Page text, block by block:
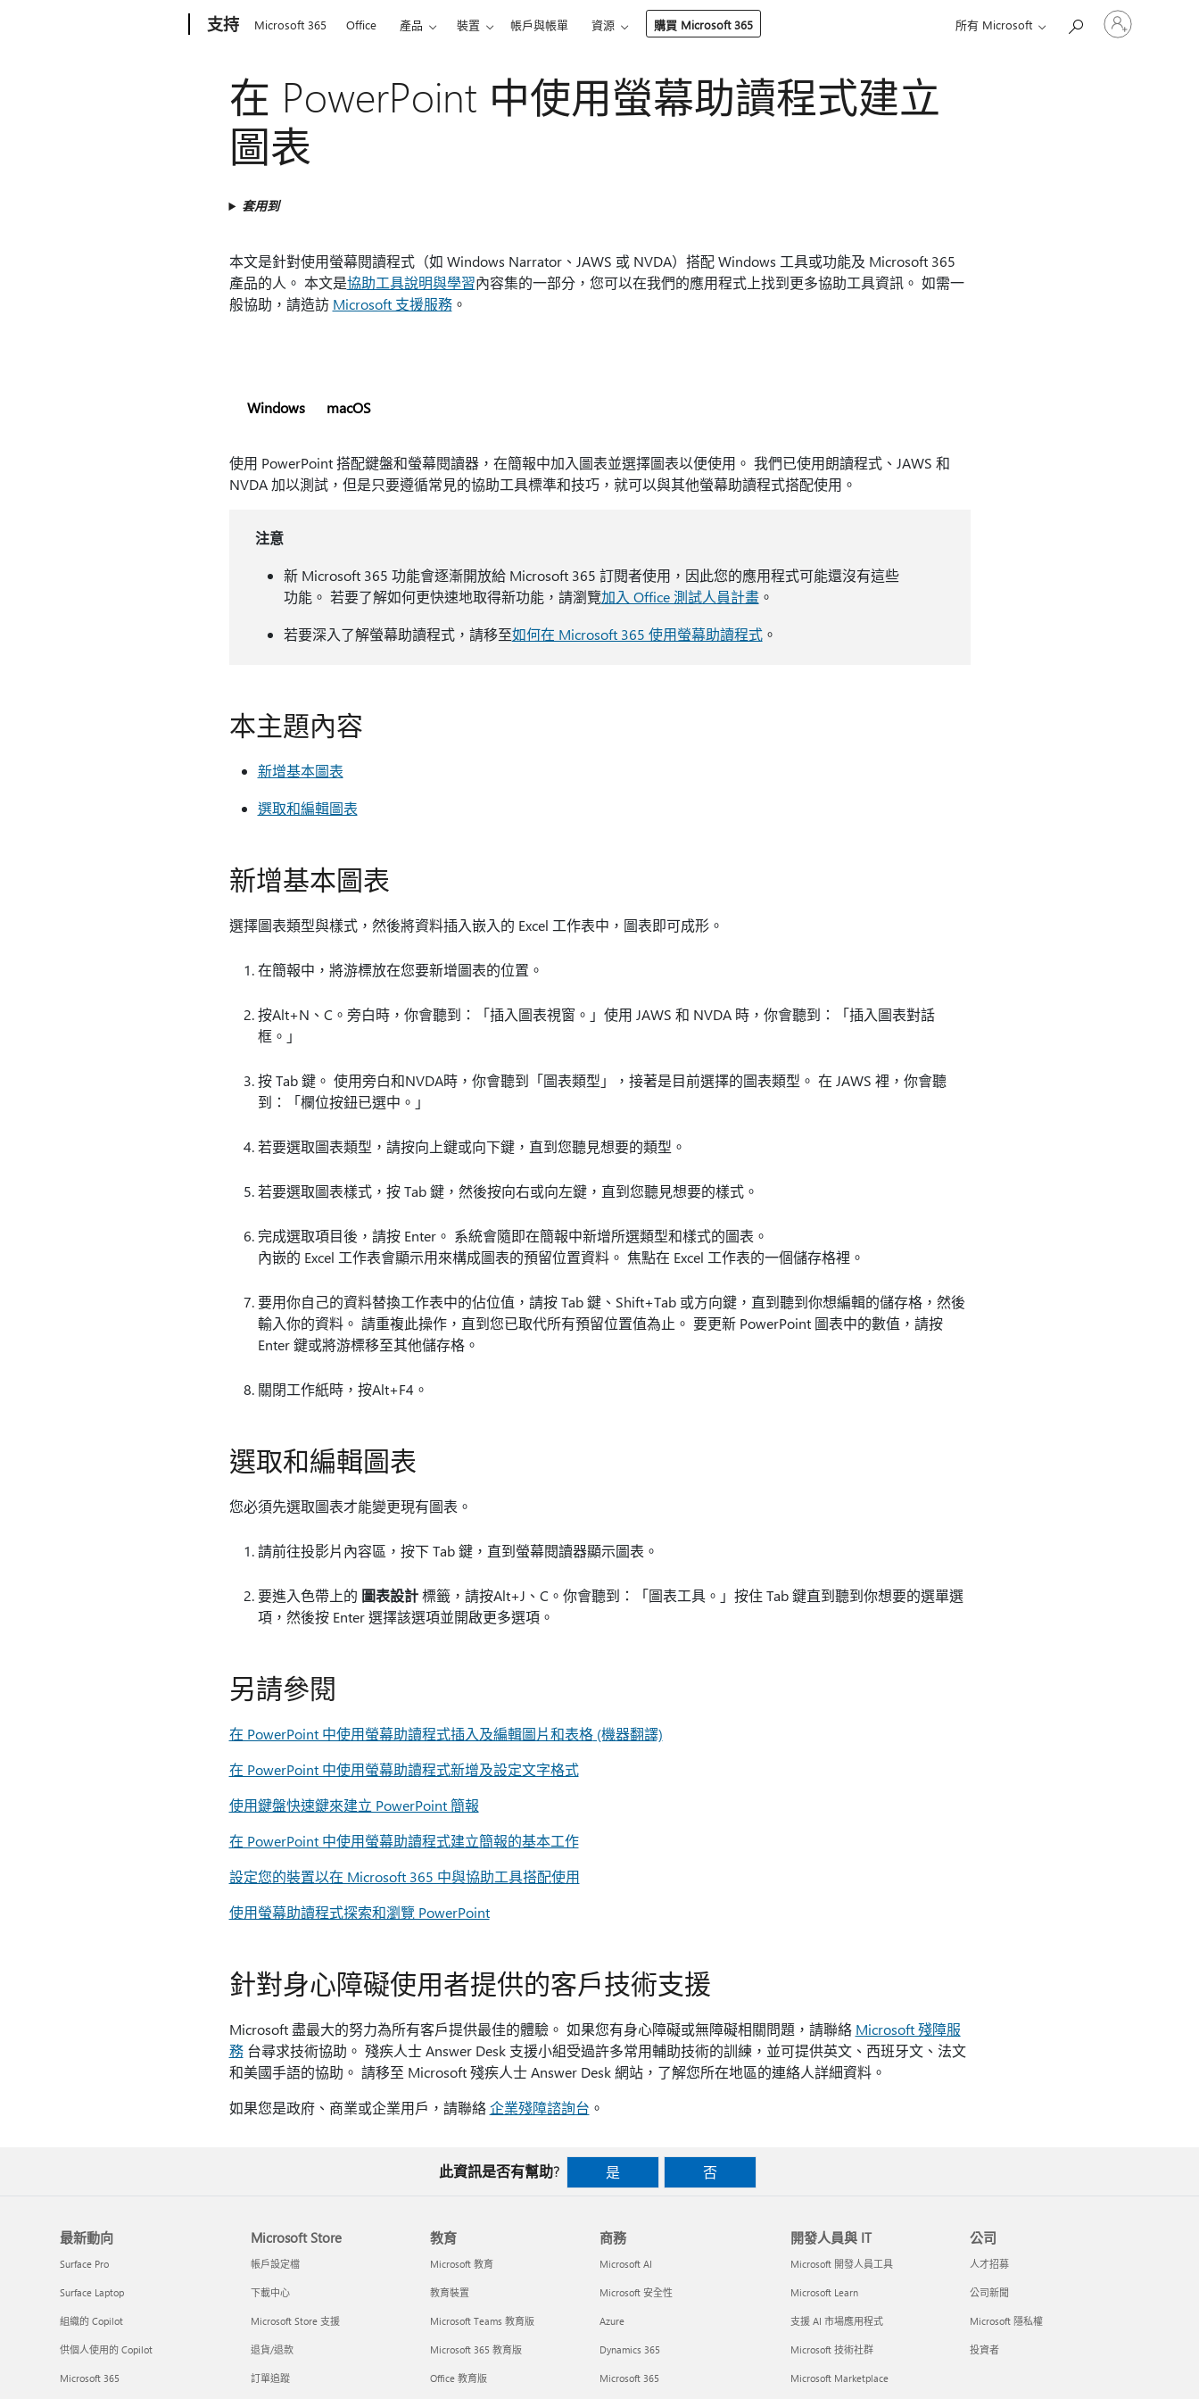
支持 Microsoft 365 Office 產品 裝置 帳戶與帳單 資源 購買 Microsoft 365 所有 Microsoft
登
入
在 PowerPoint 中使用螢幕助讀程式建立
圖表
套用到
本文是針對使用螢幕閱讀程式（如 Windows Narrator、JAWS 或 NVDA）搭配 Windows 工具或功能及 Microsoft 365
產品的人。 本文是協助工具說明與學習內容集的一部分，您可以在我們的應用程式上找到更多協助工具資訊。 如需一
般協助，請造訪 Microsoft 支援服務。
Windows macOS
使用 PowerPoint 搭配鍵盤和螢幕閱讀器，在簡報中加入圖表並選擇圖表以便使用。 我們已使用朗讀程式、JAWS 和
NVDA 加以測試，但是只要遵循常見的協助工具標準和技巧，就可以與其他螢幕助讀程式搭配使用。
注意
新 Microsoft 365 功能會逐漸開放給 Microsoft 365 訂閱者使用，因此您的應用程式可能還沒有這些
功能。 若要了解如何更快速地取得新功能，請瀏覽加入 Office 測試人員計畫。
若要深入了解螢幕助讀程式，請移至如何在 Microsoft 365 使用螢幕助讀程式。
本主題內容
新增基本圖表
選取和編輯圖表
新增基本圖表
選擇圖表類型與樣式，然後將資料插入嵌入的 Excel 工作表中，圖表即可成形。
在簡報中，將游標放在您要新增圖表的位置。
按Alt+N、C。旁白時，你會聽到：「插入圖表視窗。」使用 JAWS 和 NVDA 時，你會聽到：「插入圖表對話
框。」
按 Tab 鍵。 使用旁白和NVDA時，你會聽到「圖表類型」，接著是目前選擇的圖表類型。 在 JAWS 裡，你會聽
到：「欄位按鈕已選中。」
若要選取圖表類型，請按向上鍵或向下鍵，直到您聽見想要的類型。
若要選取圖表樣式，按 Tab 鍵，然後按向右或向左鍵，直到您聽見想要的樣式。
完成選取項目後，請按 Enter。 系統會隨即在簡報中新增所選類型和樣式的圖表。
內嵌的 Excel 工作表會顯示用來構成圖表的預留位置資料。 焦點在 Excel 工作表的一個儲存格裡。
要用你自己的資料替換工作表中的佔位值，請按 Tab 鍵、Shift+Tab 或方向鍵，直到聽到你想編輯的儲存格，然後
輸入你的資料。 請重複此操作，直到您已取代所有預留位置值為止。 要更新 PowerPoint 圖表中的數值，請按
Enter 鍵或將游標移至其他儲存格。
關閉工作紙時，按Alt+F4。
選取和編輯圖表
您必須先選取圖表才能變更現有圖表。
請前往投影片內容區，按下 Tab 鍵，直到螢幕閱讀器顯示圖表。
要進入色帶上的 圖表設計標籤，請按Alt+J、C。你會聽到：「圖表工具。」按住 Tab 鍵直到聽到你想要的選單選
項，然後按 Enter 選擇該選項並開啟更多選項。
另請參閱
在 PowerPoint 中使用螢幕助讀程式插入及編輯圖片和表格(機器翻譯)
在 PowerPoint 中使用螢幕助讀程式新增及設定文字格式
使用鍵盤快速鍵來建立 PowerPoint 簡報
在 PowerPoint 中使用螢幕助讀程式建立簡報的基本工作
設定您的裝置以在 Microsoft 365 中與協助工具搭配使用
使用螢幕助讀程式探索和瀏覽 PowerPoint
針對身心障礙使用者提供的客戶技術支援
Microsoft 盡最大的努力為所有客戶提供最佳的體驗。 如果您有身心障礙或無障礙相關問題，請聯絡 Microsoft 殘障服
務台尋求技術協助。 殘疾人士 Answer Desk 支援小組受過許多常用輔助技術的訓練，並可提供英文、西班牙文、法文
和美國手語的協助。 請移至 Microsoft 殘疾人士 Answer Desk 網站，了解您所在地區的連絡人詳細資料。
如果您是政府、商業或企業用戶，請聯絡企業殘障諮詢台 。
此資訊是否有幫助? 是 否
最新動向
Surface Pro
Surface Laptop
組織的 Copilot
供個人使用的 Copilot
Microsoft 365
Microsoft Store
帳戶設定檔
下載中心
Microsoft Store 支援
退貨/退款
訂單追蹤
教育
Microsoft 教育
教育裝置
Microsoft Teams 教育版
Microsoft 365 教育版
Office 教育版
商務
Microsoft AI
Microsoft 安全性
Azure
Dynamics 365
Microsoft 365
開發人員與 IT
Microsoft 開發人員工具
Microsoft Learn
支援 AI 市場應用程式
Microsoft 技術社群
Microsoft Marketplace
公司
人才招募
公司新聞
Microsoft 隱私權
投資者